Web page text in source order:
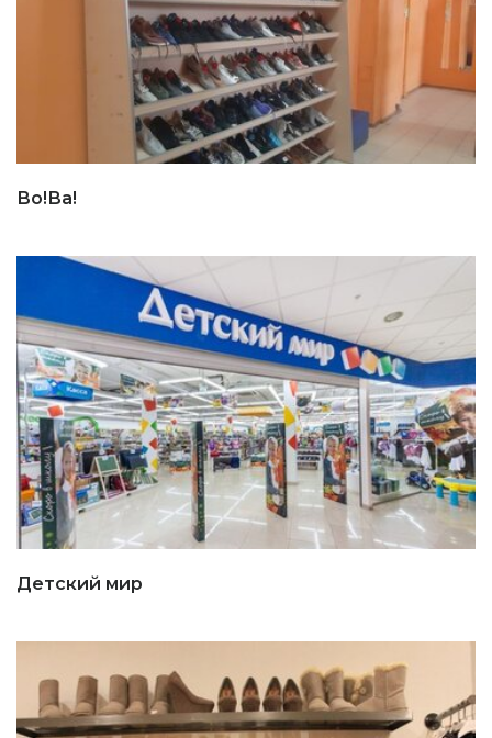
Во!Ва!
Детский мир